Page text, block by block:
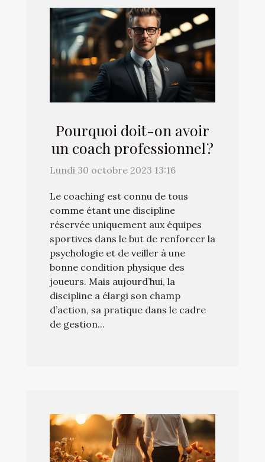
Pourquoi doit-on avoir
un coach professionnel ?
Lundi 30 octobre 2023 13:16
Le coaching est connu de tous
comme étant une discipline
réservée uniquement aux équipes
sportives dans le but de renforcer la
psychologie et de veiller à une
bonne condition physique des
joueurs. Mais aujourd’hui, la
discipline a élargi son champ
d’action, sa pratique dans le cadre
de gestion...